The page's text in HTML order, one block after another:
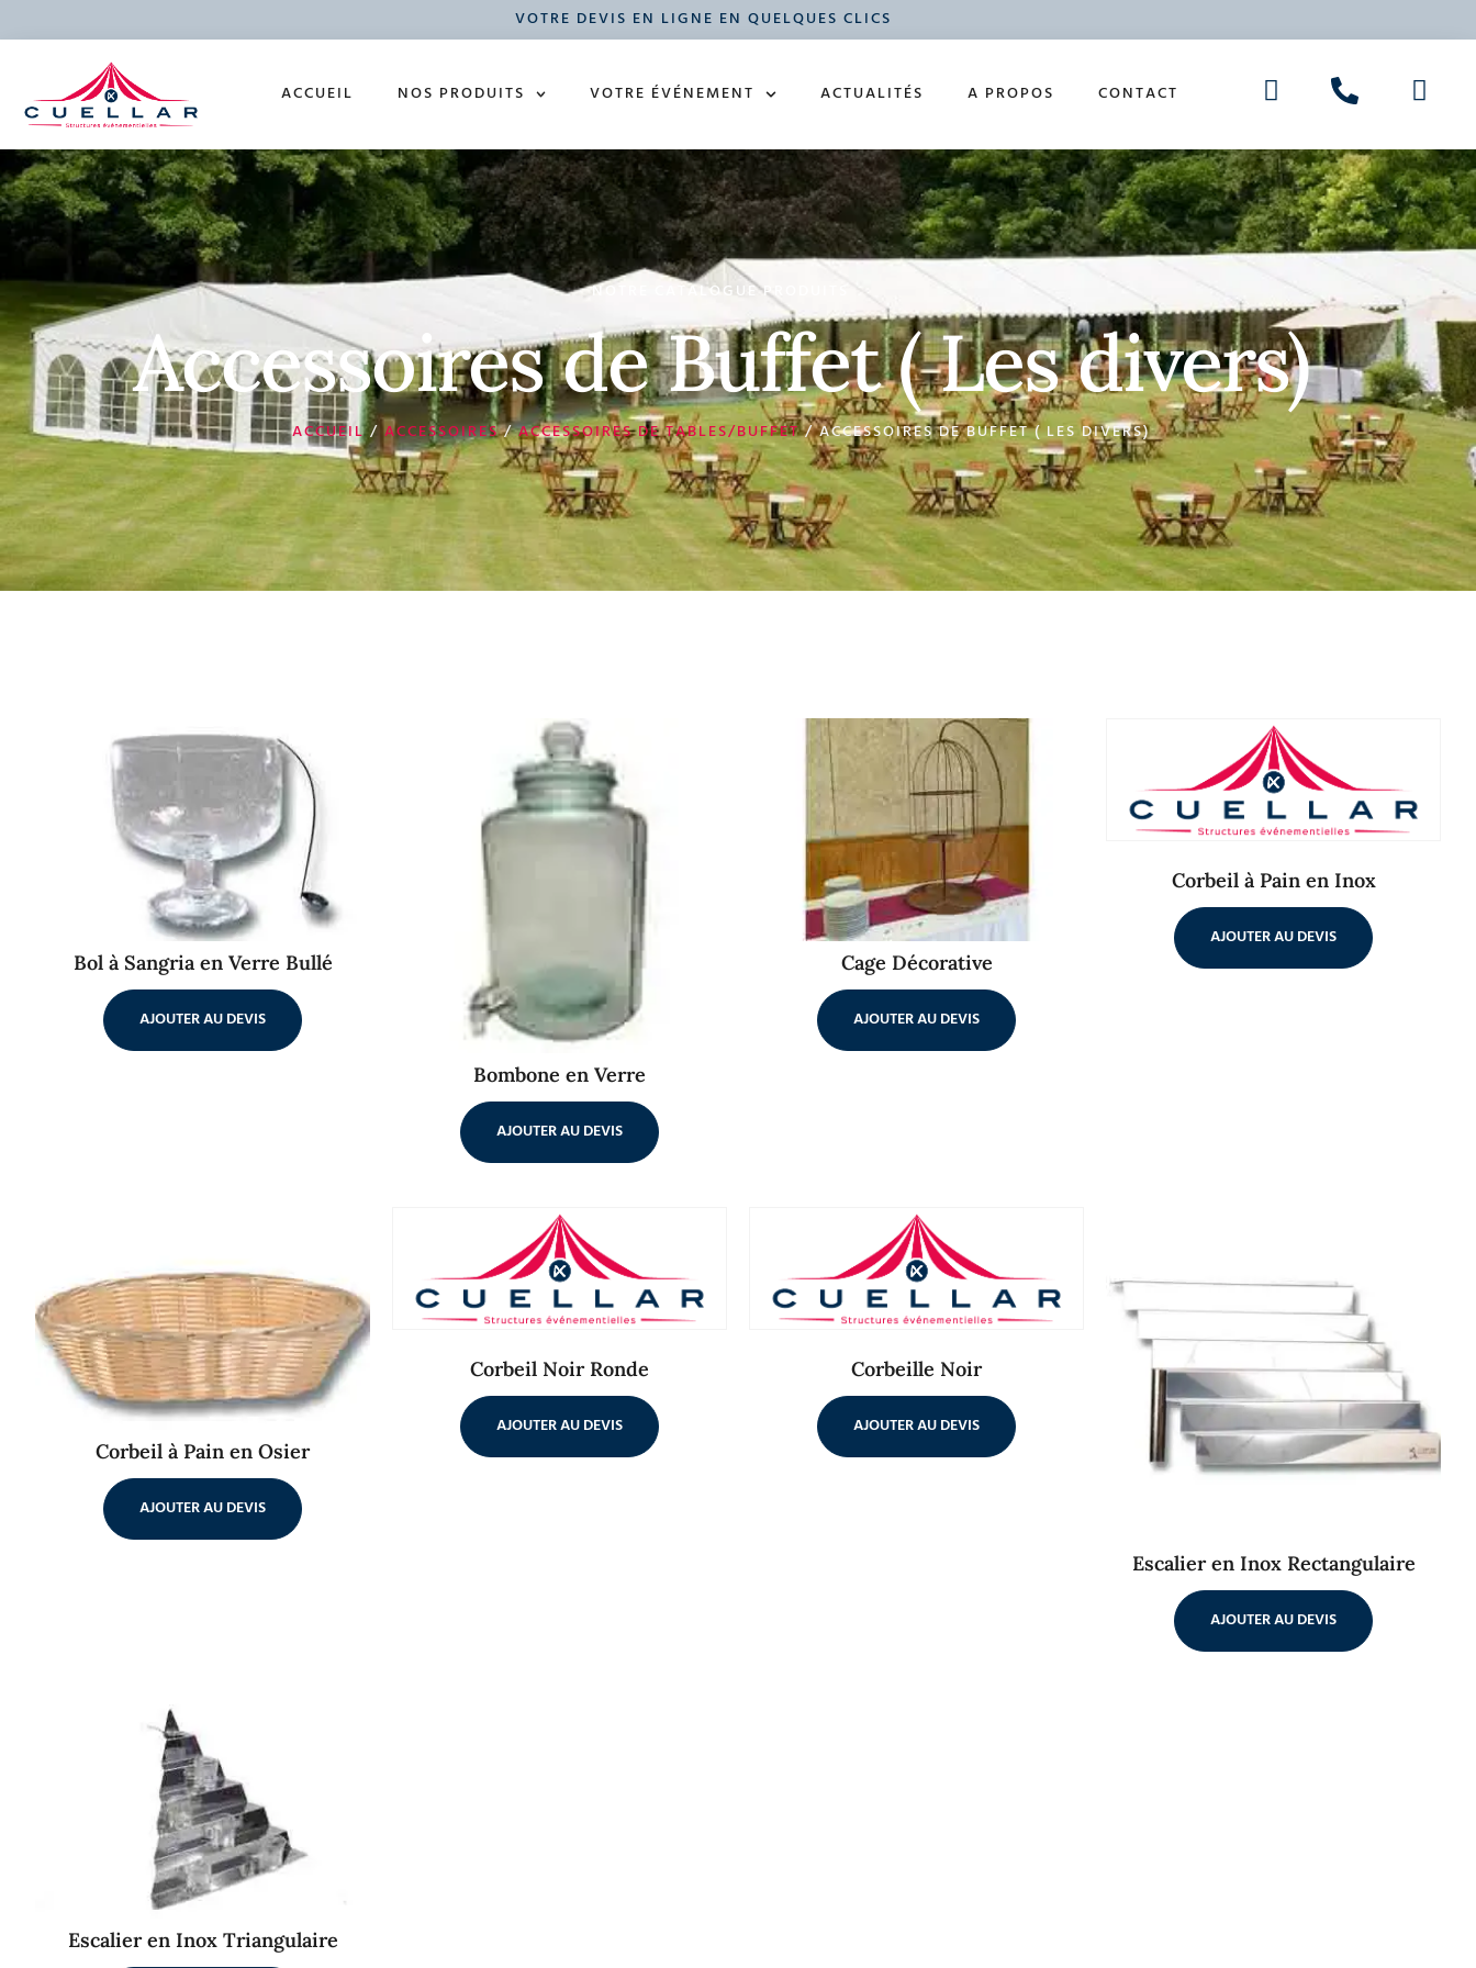
VOTRE DEVIS EN LIGNE EN QUELQUES CLICS
ACCUEIL NOS PRODUITS VOTRE ÉVÉNEMENT ACTUALITÉS A PROPOS CONTACT
NOTRE CATALOGUE PRODUITS
Accessoires de Buffet ( Les divers)
ACCUEIL/ ACCESSOIRES/ACCESSOIRES DE TABLES/BUFFET/ ACCESSOIRES DE BUFFET ( LES DIVERS)
Bol à Sangria en Verre Bullé
AJOUTER AU DEVIS
Bombone en Verre
AJOUTER AU DEVIS
Cage Décorative
AJOUTER AU DEVIS
Corbeil à Pain en Inox
AJOUTER AU DEVIS
Corbeil à Pain en Osier
AJOUTER AU DEVIS
Corbeil Noir Ronde
AJOUTER AU DEVIS
Corbeille Noir
AJOUTER AU DEVIS
Escalier en Inox Rectangulaire
AJOUTER AU DEVIS
Escalier en Inox Triangulaire